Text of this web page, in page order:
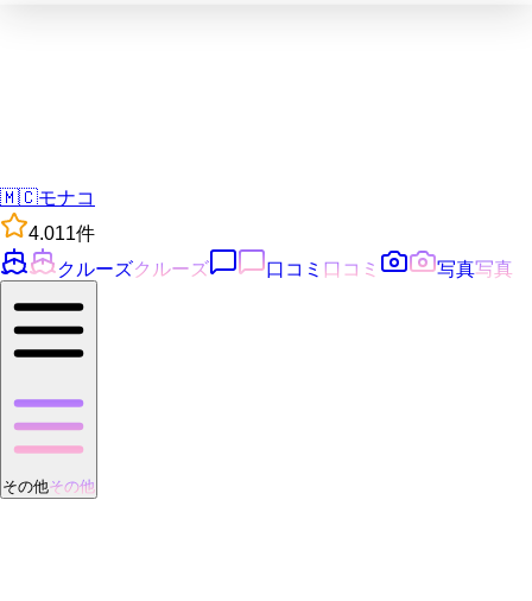
🇲🇨モナコ
4.011件
クルーズクルーズ 口コミ 口コミ 写真写真
その他その他